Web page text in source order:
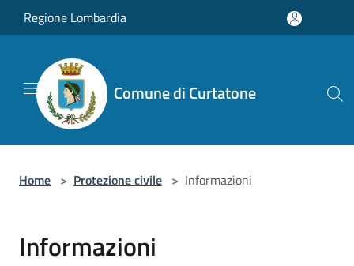
Salta al contenuto principale
Regione Lombardia
Comune di Curtatone
Home > Protezione civile > Informazioni
Informazioni